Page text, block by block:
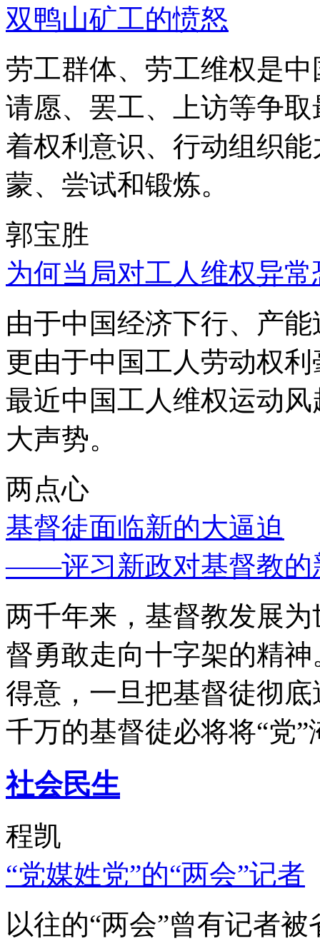
双鸭山矿工的愤怒
劳工群体、劳工维权是
请愿、罢工、上访等争
着权利意识、行动组织
蒙、尝试和锻炼。
郭宝胜
为何当局对工人维权异
由于中国经济下行、产
更由于中国工人劳动权
最近中国工人维权运动
大声势。
两点心
基督徒面临新的大逼迫
——评习新政对基督教的
两千年来，基督教发展
督勇敢走向十字架的精
得意，一旦把基督徒彻
千万的基督徒必将将“党”
社会民生
程凯
“党媒姓党”的“两会”记者
以往的“两会”曾有记者